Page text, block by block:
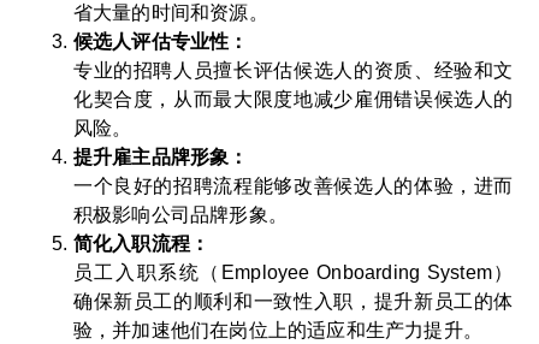
省大量的时间和资源。
候选人评估专业性：
专业的招聘人员擅长评估候选人的资质、经验和文
化契合度，从而最大限度地减少雇佣错误候选人的
风险。
提升雇主品牌形象：
一个良好的招聘流程能够改善候选人的体验，进而
积极影响公司品牌形象。
简化入职流程：
员工入职系统（Employee Onboarding System）
确保新员工的顺利和一致性入职，提升新员工的体
验，并加速他们在岗位上的适应和生产力提升。